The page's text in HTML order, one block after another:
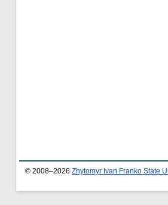
© 2008–2026 Zhytomyr Ivan Franko State